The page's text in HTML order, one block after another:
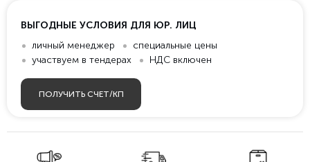
ВЫГОДНЫЕ УСЛОВИЯ ДЛЯ ЮР. ЛИЦ
личный менеджер
специальные цены
участвуем в тендерах
НДС включен
ПОЛУЧИТЬ СЧЕТ/КП